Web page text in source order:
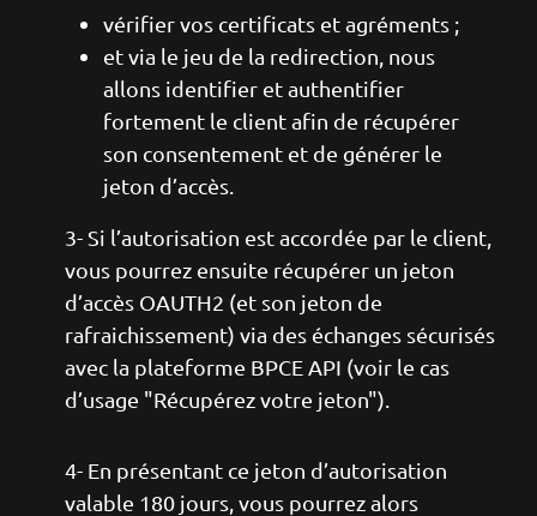
vérifier vos certificats et agréments ;
et via le jeu de la redirection, nous
allons identifier et authentifier
fortement le client afin de récupérer
son consentement et de générer le
jeton d’accès.
3- Si l’autorisation est accordée par le client,
vous pourrez ensuite récupérer un jeton
d’accès OAUTH2 (et son jeton de
rafraichissement) via des échanges sécurisés
avec la plateforme BPCE API (voir le cas
d’usage "Récupérez votre jeton").
4- En présentant ce jeton d’autorisation
valable 180 jours, vous pourrez alors